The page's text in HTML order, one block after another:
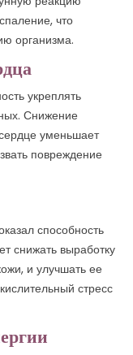
что
организма.
укреплять
Снижение
уменьшает
повреждение
способность
снижать выработку
и улучшать ее
стресс